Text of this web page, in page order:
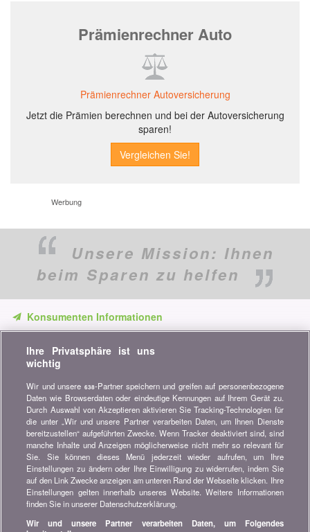
Prämienrechner Auto
Prämienrechner Autoversicherung
Jetzt die Prämien berechnen und bei der Autoversicherung
sparen!
Werbung
Unsere Mission: Ihnen
beim Sparen zu helfen
Konsumenten Informationen
unsere Vergleiche, Ratschläge und Tipps in den Bereichen
Versicherung, Finanzen, Konsumgüter und vieles mehr...
Newsletter bestellen
Treten Sie unserer Community bei
Bleiben Sie auf dem neuesten Stand, finden Sie alle Ratschläge
und Tipps zum Sparen auf:
Ihre Privatsphäre ist uns
wichtig
Wir und unsere 638-Partner speichern und greifen auf personenbezogene
Daten wie Browserdaten oder eindeutige Kennungen auf Ihrem Gerät zu.
Durch Auswahl von Akzeptieren aktivieren Sie Tracking-Technologien für
die unter „Wir und unsere Partner verarbeiten Daten, um Ihnen Dienste
bereitzustellen“ aufgeführten Zwecke. Wenn Tracker deaktiviert sind, sind
manche Inhalte und Anzeigen möglicherweise nicht mehr so relevant für
Sie. Sie können dieses Menü jederzeit wieder aufrufen, um Ihre
Einstellungen zu ändern oder Ihre Einwilligung zu widerrufen, indem Sie
auf den Link Zwecke anzeigen am unteren Rand der Webseite klicken. Ihre
Einstellungen gelten innerhalb unseres Website. Weitere Informationen
finden Sie in unserer Datenschutzerklärung.
Wir und unsere Partner verarbeiten Daten, um Folgendes